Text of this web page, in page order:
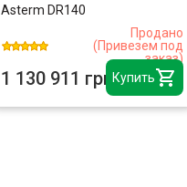
Купить
Asterm DR140
Продано
(Привезем под
заказ)
1 130 911 грн.